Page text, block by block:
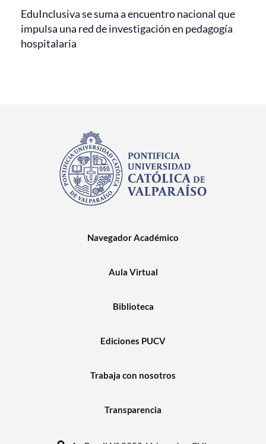
EduInclusiva se suma a encuentro nacional que
impulsa una red de investigación en pedagogía
hospitalaria
Navegador Académico
Aula Virtual
Biblioteca
Ediciones PUCV
Trabaja con nosotros
Transparencia